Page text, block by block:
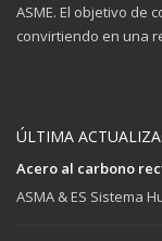
ASME. El objetivo de
convirtiendo en una
ÚLTIMA
Acero al carbono
ASMA & ES Sistema